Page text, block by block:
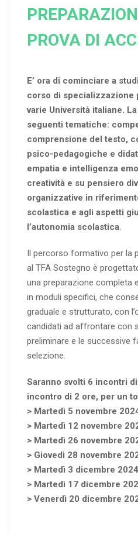
PROVA DI
E’ ora di cominciare a
corso di specializzazione
varie Università italiane.
seguenti tematiche:
comprensione del testo,
psico-pedagogiche e
empatia e intelligenza
creatività e su pensiero
organizzative in
scolastica e agli aspetti
l’autonomia scolastica.
Il percorso formativo per la
al TFA Sostegno è
una preparazione completa
in moduli specifici, che
graduale e strutturato, con
candidati ad affrontare con
preliminare e le successive
selezione.
Saranno svolti 6 incontri
incontro di 2 ore, per un
> Martedì 5 novembre
> Martedì 12 novembre
> Martedì 26 novembre
> Giovedì 28 novembre
> Martedì 3 dicembre
> Martedì 17 dicembre
> Venerdì 20 dicembre